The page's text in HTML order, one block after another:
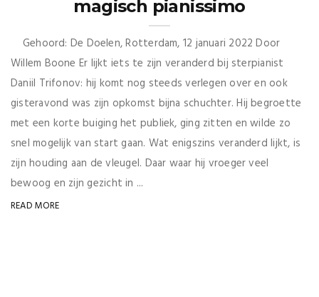
magisch pianissimo
Gehoord: De Doelen, Rotterdam, 12 januari 2022 Door
Willem Boone Er lijkt iets te zijn veranderd bij sterpianist
Daniil Trifonov: hij komt nog steeds verlegen over en ook
gisteravond was zijn opkomst bijna schuchter. Hij begroette
met een korte buiging het publiek, ging zitten en wilde zo
snel mogelijk van start gaan. Wat enigszins veranderd lijkt, is
zijn houding aan de vleugel. Daar waar hij vroeger veel
bewoog en zijn gezicht in ...
READ MORE